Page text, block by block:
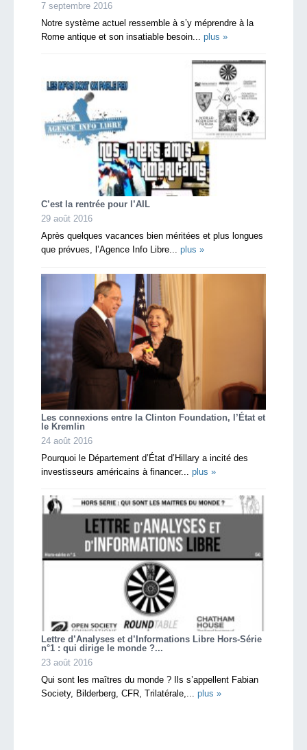
7 septembre 2016
Notre système actuel ressemble à s’y méprendre à la
Rome antique et son insatiable besoin... plus »
C’est la rentrée pour l’AIL
29 août 2016
Après quelques vacances bien méritées et plus longues
que prévues, l’Agence Info Libre... plus »
Les connexions entre la Clinton Foundation, l’État et
le Kremlin
24 août 2016
Pourquoi le Département d’État d’Hillary a incité des
investisseurs américains à financer... plus »
Lettre d’Analyses et d’Informations Libre Hors-Série
n°1 : qui dirige le monde ?...
23 août 2016
Qui sont les maîtres du monde ? Ils s’appellent Fabian
Society, Bilderberg, CFR, Trilatérale,... plus »